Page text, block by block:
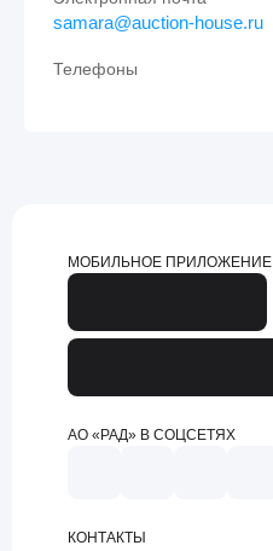
samara@auction-house.ru
Телефоны
МОБИЛЬНОЕ ПРИЛОЖЕНИЕ
АО «РАД» В СОЦСЕТЯХ
КОНТАКТЫ